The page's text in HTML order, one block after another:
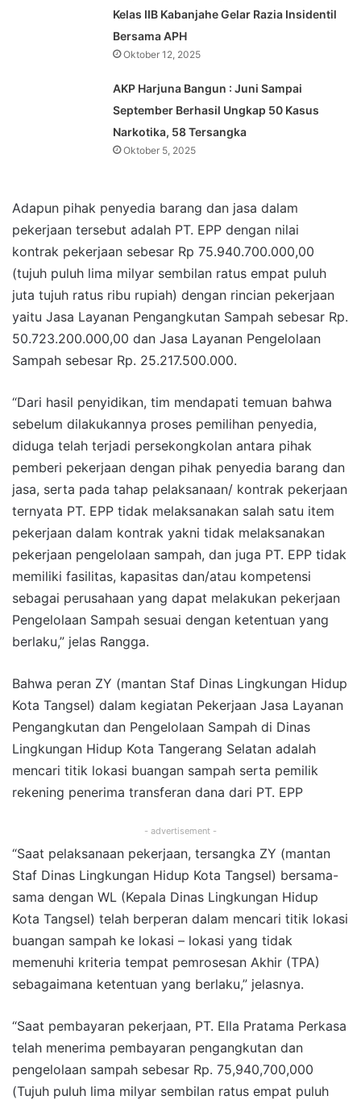
Kelas IIB Kabanjahe Gelar Razia Insidentil
Bersama APH
Oktober 12, 2025
AKP Harjuna Bangun : Juni Sampai
September Berhasil Ungkap 50 Kasus
Narkotika, 58 Tersangka
Oktober 5, 2025
Adapun pihak penyedia barang dan jasa dalam
pekerjaan tersebut adalah PT. EPP dengan nilai
kontrak pekerjaan sebesar Rp 75.940.700.000,00
(tujuh puluh lima milyar sembilan ratus empat puluh
juta tujuh ratus ribu rupiah) dengan rincian pekerjaan
yaitu Jasa Layanan Pengangkutan Sampah sebesar Rp.
50.723.200.000,00 dan Jasa Layanan Pengelolaan
Sampah sebesar Rp. 25.217.500.000.
“Dari hasil penyidikan, tim mendapati temuan bahwa
sebelum dilakukannya proses pemilihan penyedia,
diduga telah terjadi persekongkolan antara pihak
pemberi pekerjaan dengan pihak penyedia barang dan
jasa, serta pada tahap pelaksanaan/ kontrak pekerjaan
ternyata PT. EPP tidak melaksanakan salah satu item
pekerjaan dalam kontrak yakni tidak melaksanakan
pekerjaan pengelolaan sampah, dan juga PT. EPP tidak
memiliki fasilitas, kapasitas dan/atau kompetensi
sebagai perusahaan yang dapat melakukan pekerjaan
Pengelolaan Sampah sesuai dengan ketentuan yang
berlaku,” jelas Rangga.
Bahwa peran ZY (mantan Staf Dinas Lingkungan Hidup
Kota Tangsel) dalam kegiatan Pekerjaan Jasa Layanan
Pengangkutan dan Pengelolaan Sampah di Dinas
Lingkungan Hidup Kota Tangerang Selatan adalah
mencari titik lokasi buangan sampah serta pemilik
rekening penerima transferan dana dari PT. EPP
- advertisement -
“Saat pelaksanaan pekerjaan, tersangka ZY (mantan
Staf Dinas Lingkungan Hidup Kota Tangsel) bersama-
sama dengan WL (Kepala Dinas Lingkungan Hidup
Kota Tangsel) telah berperan dalam mencari titik lokasi
buangan sampah ke lokasi – lokasi yang tidak
memenuhi kriteria tempat pemrosesan Akhir (TPA)
sebagaimana ketentuan yang berlaku,” jelasnya.
“Saat pembayaran pekerjaan, PT. Ella Pratama Perkasa
telah menerima pembayaran pengangkutan dan
pengelolaan sampah sebesar Rp. 75,940,700,000
(Tujuh puluh lima milyar sembilan ratus empat puluh